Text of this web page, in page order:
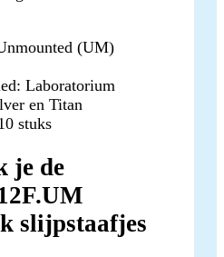
(UM)
Laboratorium
en Titan
stuks
je de
slijpstaafjes